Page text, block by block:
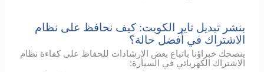
بنشر تبديل تاير الكويت: كيف نحافظ على نظام
الاشتراك في أفضل حالة؟
ينصحك خبراؤنا باتباع بعض الإرشادات للحفاظ على كفاءة نظام
الاشتراك الكهربائي في السيارة: